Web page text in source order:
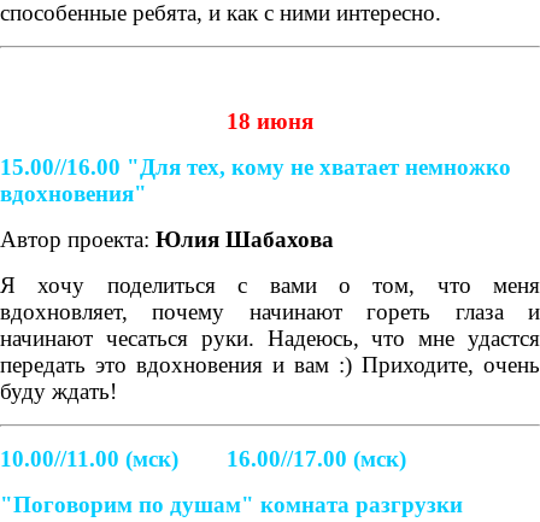
способенные ребята, и как с ними интересно.
18 июня
15.00//16.00 "Для тех, кому не хватает немножко
вдохновения"
Автор проекта: Юлия Шабахова
Я хочу поделиться с вами о том, что меня
вдохновляет, почему начинают гореть глаза и
начинают чесаться руки. Надеюсь, что мне удастся
передать это вдохновения и вам :) Приходите, очень
буду ждать!
10.00//11.00 (мск) 16.00//17.00 (мск)
"Поговорим по душам" комната разгрузки